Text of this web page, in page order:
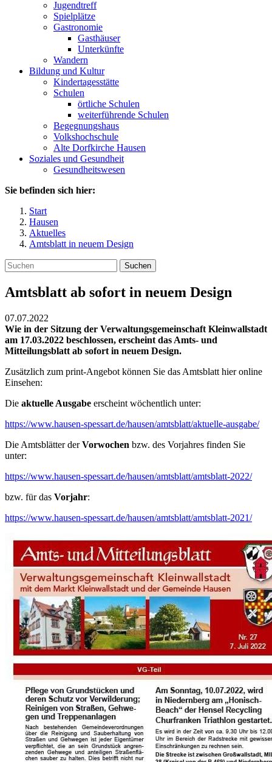
Jugendtreff
Spielplätze
Gastronomie
Gasthäuser
Unterkünfte
Wandern
Bildung und Kultur
Kindertagesstätte
Schulen
örtliche Schulen
weiterführende Schulen
Begegnungshaus
Volkshochschule
Alte Dorfkirche Hausen
Soziales und Gesundheit
Gesundheitswesen
Sie befinden sich hier:
Start
Hausen
Aktuelles
Amtsblatt in neuem Design
Suchen
Amtsblatt ab sofort in neuem Design
07.07.2022
Wie in der Sitzung der Verwaltungsgemeinschaft Kleinwallstadt
am 17.03.2022 beschlossen, erscheint das Amts- und
Mitteilungsblatt ab sofort in neuem Design.
Zusätzlich zum print-Angebot können Sie das Amtsblatt hier online
Einsehen:
Die aktuelle Ausgabe erscheint wöchentlich unter:
https://www.hausen-spessart.de/hausen/amtsblatt/aktuelle-ausgabe/
Die Amtsblätter derVorwochen bzw. des Vorjahres finden Sie
unter:
https://www.hausen-spessart.de/hausen/amtsblatt/amtsblatt-2022/
bzw. für das Vorjahr:
https://www.hausen-spessart.de/hausen/amtsblatt/amtsblatt-2021/